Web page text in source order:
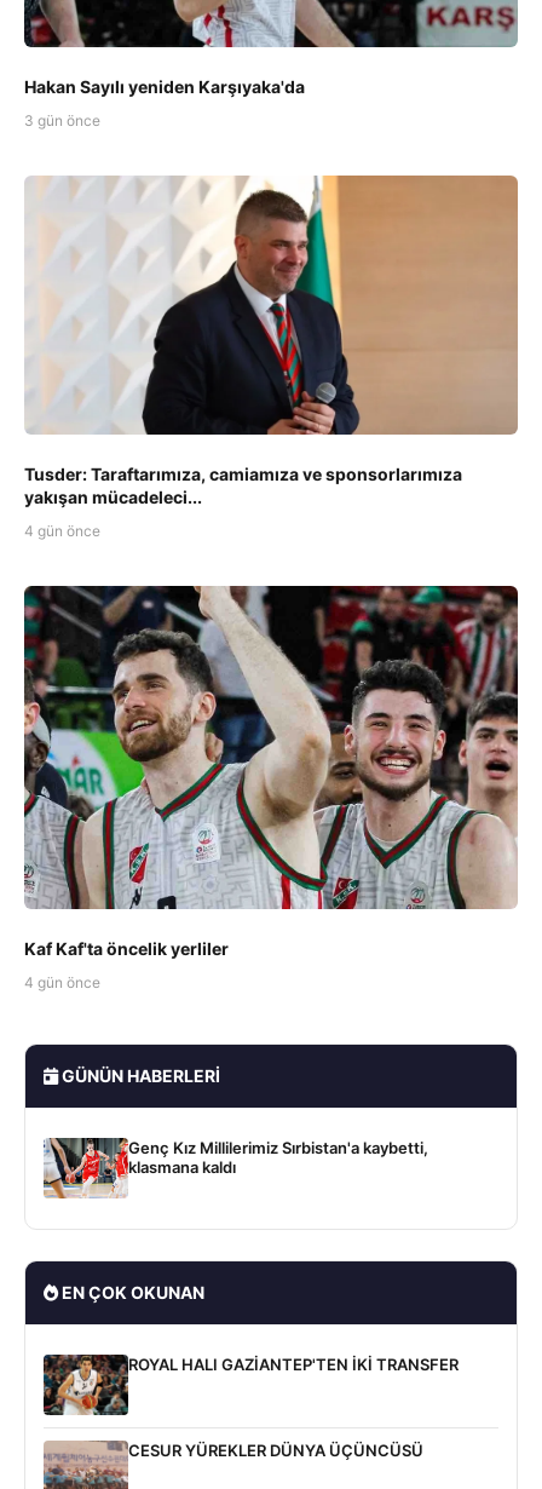
Hakan Sayılı yeniden Karşıyaka'da
3 gün önce
Tusder: Taraftarımıza, camiamıza ve sponsorlarımıza
yakışan mücadeleci...
4 gün önce
Kaf Kaf'ta öncelik yerliler
4 gün önce
GÜNÜN HABERLERI
Genç Kız Millilerimiz Sırbistan'a kaybetti,
klasmana kaldı
EN ÇOK OKUNAN
ROYAL HALI GAZİANTEP'TEN İKİ TRANSFER
CESUR YÜREKLER DÜNYA ÜÇÜNCÜSÜ